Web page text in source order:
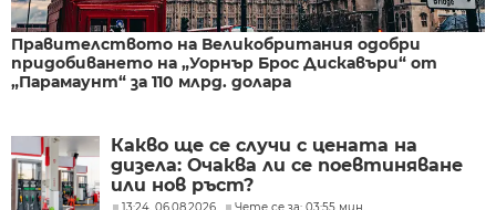
Правителството на Великобритания одобри
придобиването на „Уорнър Брос Дискавъри“ от
„Парамаунт“ за 110 млрд. долара
Какво ще се случи с цената на
дизела: Очаква ли се поевтиняване
или нов ръст?